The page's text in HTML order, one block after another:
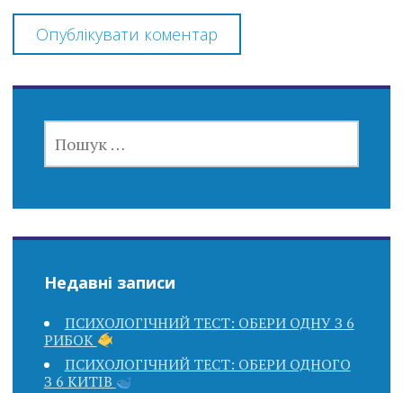
Недавні записи
ПСИХОЛОГІЧНИЙ ТЕСТ: ОБЕРИ ОДНУ З 6
РИБОК
ПСИХОЛОГІЧНИЙ ТЕСТ: ОБЕРИ ОДНОГО
З 6 КИТІВ